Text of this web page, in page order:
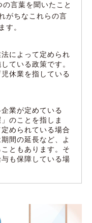
の言葉を聞いたこと
がちなこれらの言
す。
によって定められ
ている政策です。
休業を指している
業が定めている
のことを指しま
められている場合
間の延長など、よ
ともあります。そ
も保障している場